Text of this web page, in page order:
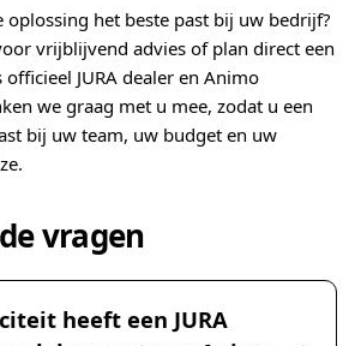
oplossing het beste past bij uw bedrijf?
vrijblijvend advies of plan direct een
JURA dealer en Animo
we graag met u mee, zodat u een
bij uw team, uw budget en uw
vragen
heeft een JURA